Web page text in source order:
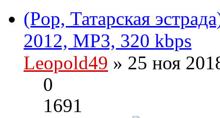
(Pop, Татарская
2012, MP3, 320 kbps
Leopold49 » 25 ноя
0
1691